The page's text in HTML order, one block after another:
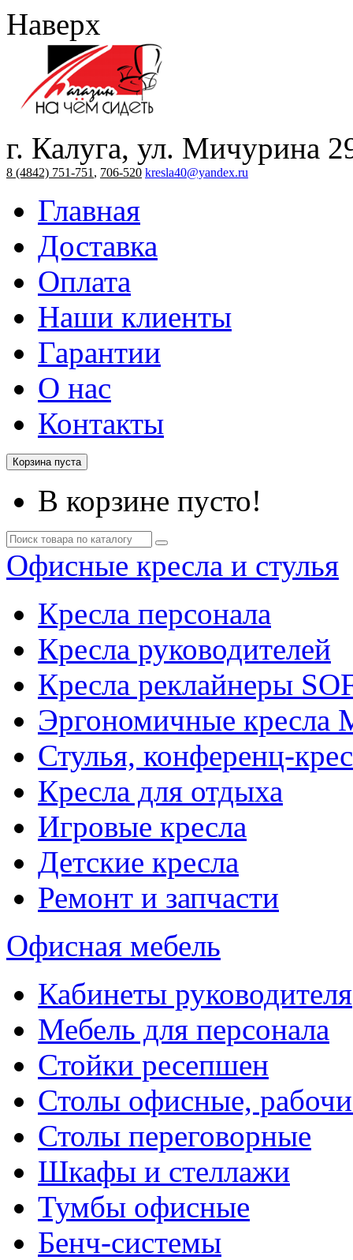
Наверх
г. Калуга, ул. Мичурина
8 (4842) 751-751 , 706-520 kresla40@yandex.ru
Главная
Доставка
Оплата
Наши клиенты
Гарантии
О нас
Контакты
Корзина пуста
В корзине пусто!
Офисные кресла и стулья
Кресла персонала
Кресла руководителей
Кресла реклайнеры
Эргономичные
Стулья, конференц-
Кресла для отдыха
Игровые кресла
Детские кресла
Ремонт и запчасти
Офисная мебель
Кабинеты руководителя
Мебель для персонала
Стойки ресепшен
Столы офисные,
Столы переговорные
Шкафы и стеллажи
Тумбы офисные
Бенч-системы